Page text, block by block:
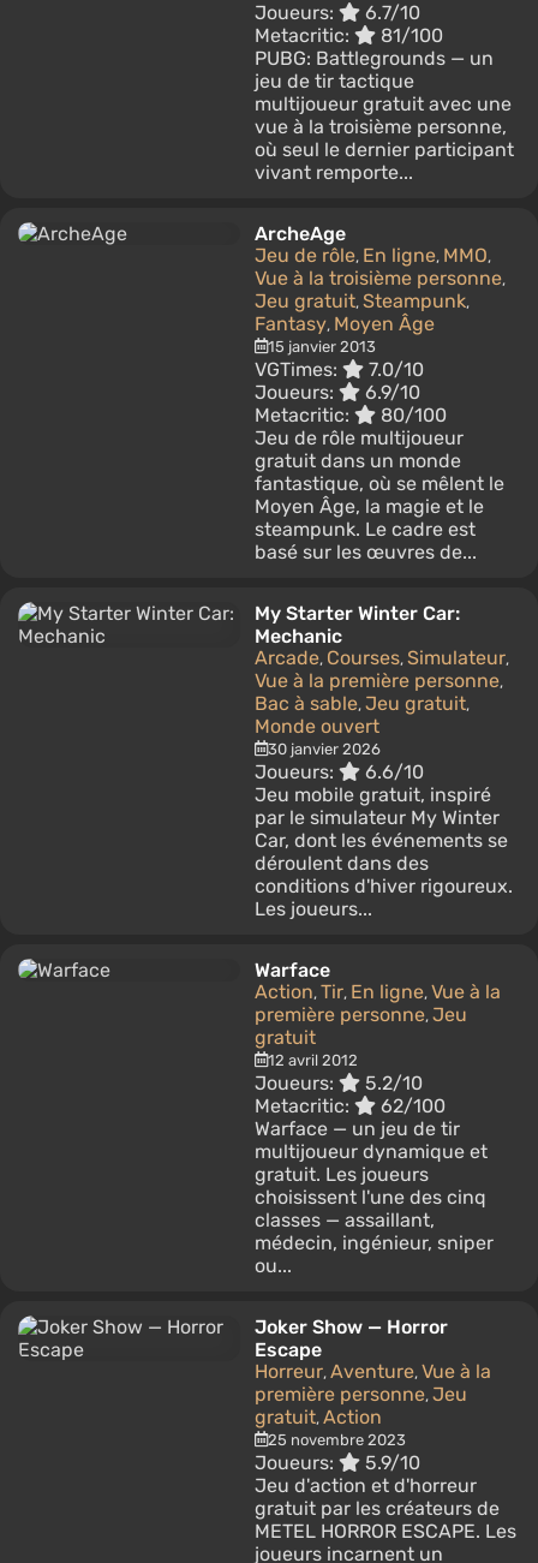
Joueurs:
6.7/10
Metacritic:
81/100
PUBG: Battlegrounds — un
jeu de tir tactique
multijoueur gratuit avec une
vue à la troisième personne,
où seul le dernier participant
vivant remporte...
ArcheAge
Jeu de rôle, En ligne, MMO,
Vue à la troisième personne,
Jeu gratuit, Steampunk,
Fantasy, Moyen Âge
15 janvier 2013
VGTimes:
7.0/10
Joueurs:
6.9/10
Metacritic:
80/100
Jeu de rôle multijoueur
gratuit dans un monde
fantastique, où se mêlent le
Moyen Âge, la magie et le
steampunk. Le cadre est
basé sur les œuvres de...
My Starter Winter Car:
Mechanic
Arcade, Courses, Simulateur,
Vue à la première personne,
Bac à sable, Jeu gratuit,
Monde ouvert
30 janvier 2026
Joueurs:
6.6/10
Jeu mobile gratuit, inspiré
par le simulateur My Winter
Car, dont les événements se
déroulent dans des
conditions d'hiver rigoureux.
Les joueurs...
Warface
Action, Tir, En ligne, Vue à la
première personne, Jeu
gratuit
12 avril 2012
Joueurs:
5.2/10
Metacritic:
62/100
Warface — un jeu de tir
multijoueur dynamique et
gratuit. Les joueurs
choisissent l'une des cinq
classes — assaillant,
médecin, ingénieur, sniper
ou...
Joker Show — Horror
Escape
Horreur, Aventure, Vue à la
première personne, Jeu
gratuit, Action
25 novembre 2023
Joueurs:
5.9/10
Jeu d'action et d'horreur
gratuit par les créateurs de
METEL HORROR ESCAPE. Les
joueurs incarnent un